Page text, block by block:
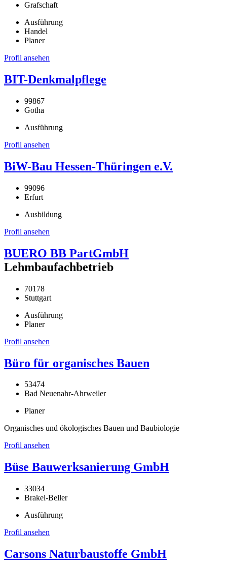
Grafschaft
Ausführung
Handel
Planer
Profil ansehen
BIT-Denkmalpflege
99867
Gotha
Ausführung
Profil ansehen
BiW-Bau Hessen-Thüringen e.V.
99096
Erfurt
Ausbildung
Profil ansehen
BUERO BB PartGmbH
Lehmbaufachbetrieb
70178
Stuttgart
Ausführung
Planer
Profil ansehen
Büro für organisches Bauen
53474
Bad Neuenahr-Ahrweiler
Planer
Organisches und ökologisches Bauen und Baubiologie
Profil ansehen
Büse Bauwerksanierung GmbH
33034
Brakel-Beller
Ausführung
Profil ansehen
Carsons Naturbaustoffe GmbH